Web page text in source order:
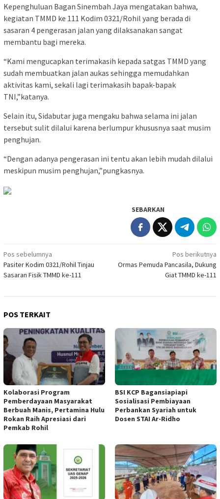
Kepenghuluan Bagan Sinembah Jaya mengatakan bahwa,
kegiatan TMMD ke 111 Kodim 0321/Rohil yang berada di
sasaran 4 pengerasan jalan yang dilaksanakan sangat
membantu bagi mereka.
“Kami mengucapkan terimakasih kepada satgas TMMD yang
sudah membuatkan jalan aukas sehingga memudahkan
aktivitas kami, sekali lagi terimakasih bapak-bapak
TNI,”katanya.
Selain itu, Sidabutar juga mengaku bahwa selama ini jalan
tersebut sulit dilalui karena berlumpur khususnya saat musim
penghujan.
“Dengan adanya pengerasan ini tentu akan lebih mudah dilalui
meskipun musim penghujan,”pungkasnya.
SEBARKAN
Navigasi
pos
Pos sebelumnya
Pasiter Kodim 0321/Rohil Tinjau
Sasaran Fisik TMMD ke-111
Pos berikutnya
Ormas Pemuda Pancasila, Dukung
Giat TMMD ke-111
POS TERKAIT
Kolaborasi Program
Pemberdayaan Masyarakat
Berbuah Manis, Pertamina Hulu
Rokan Raih Apresiasi dari
Pemkab Rohil
BSI KCP Bagansiapiapi
Sosialisasi Pembiayaan
Perbankan Syariah untuk
Dosen STAI Ar-Ridho